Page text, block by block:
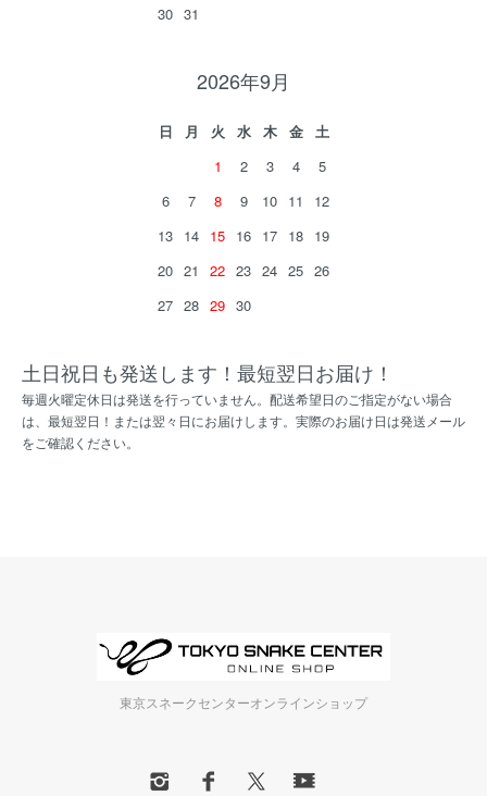
30 31
2026年9月
日 月 火 水 木 金
土
1
2 3 4
5
6
7 8 9 10 11
12
13 14 15 16 17 18 19
20 21 22 23 24 25 26
27 28 29 30
土日祝日も発送します！最短翌日お届け！
毎週火曜定休日は発送を行っていません。配送希望日のご指定がない場合
は、最短翌日！または翌々日にお届けします。実際のお届け日は発送メール
をご確認ください。
東京スネークセンターオンラインショップ